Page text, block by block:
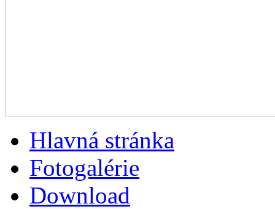
Hlavná stránka
Fotogalérie
Download